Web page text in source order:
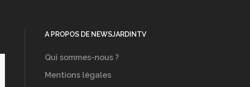
A PROPOS DE NEWSJARDINTV
Qui sommes-nous ?
Mentions légales